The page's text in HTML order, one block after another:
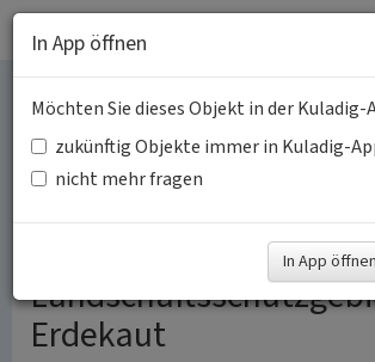
Abbaugebiet
Eisenberg
Erlebnislandschaft /
Erdekaut
In App öffnen
Möchten Sie dieses Objekt in der Kuladig-
zukünftig Objekte immer in Kuladig-
nicht mehr fragen
In App öffnen